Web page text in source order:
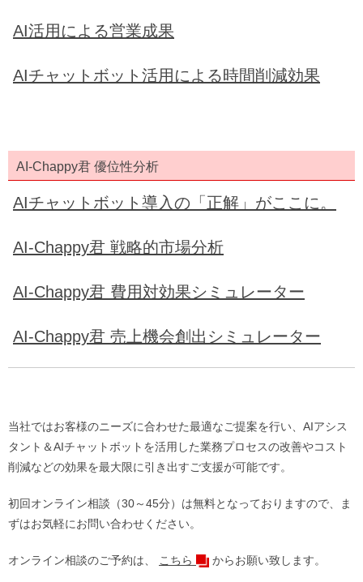
AI活用による営業成果
AIチャットボット活用による時間削減効果
AI-Chappy君 優位性分析
AIチャットボット導入の「正解」がここに。
AI-Chappy君 戦略的市場分析
AI-Chappy君 費用対効果シミュレーター
AI-Chappy君 売上機会創出シミュレーター
当社ではお客様のニーズに合わせた最適なご提案を行い、AIアシス
タント＆AIチャットボットを活用した業務プロセスの改善やコスト
削減などの効果を最大限に引き出すご支援が可能です。
初回オンライン相談（30～45分）は無料となっておりますので、ま
ずはお気軽にお問い合わせください。
オンライン相談のご予約は、 こちら からお願い致します。